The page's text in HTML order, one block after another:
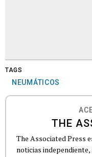
TAGS
NEUMÁTICOS
THE
The Associated Press
noticias independiente,